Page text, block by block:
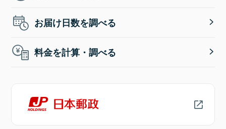
お届け日数を調べる
料金を計算・調べる